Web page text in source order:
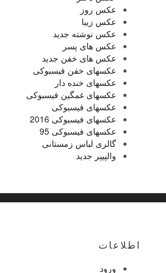
عکس روز
عکس زیبا
عکس نوشته جدید
عکس های پسر
عکس های خفن جدید
عکسهای خفن فیسبوکی
عکسهای خنده دار
عکسهای غمگین فیسبوکی
عکسهای فیسبوکی
عکسهای فیسبوکی 2016
عکسهای فیسبوکی 95
گالری لباس زمستانی
والپیپر جدید
اطلاعات
ورود